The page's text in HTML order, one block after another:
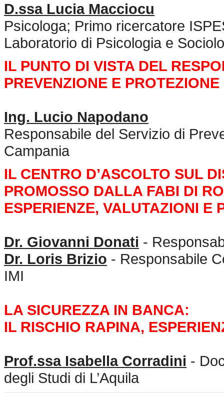
D.ssa Lucia Macciocu
Psicologa; Primo ricercatore
Laboratorio di Psicologia e
IL PUNTO DI VISTA DEL
PREVENZIONE E PROTEZIONE
Ing. Lucio Napodano
Responsabile del Servizio di
Campania
IL CENTRO D’ASCOLTO SUL
PROMOSSO DALLA FABI DI
ESPERIENZE, VALUTAZIONI E
Dr. Giovanni Donati -
Dr. Loris Brizio - Responsabile
IMI
LA SICUREZZA IN BANCA:
IL RISCHIO RAPINA,
Prof.ssa Isabella Corradini -
degli Studi di L’Aquila